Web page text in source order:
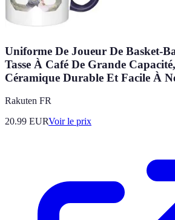
Uniforme De Joueur De Basket-
Tasse À Café De Grande
Céramique Durable Et Facile À
Rakuten FR
20.99 EURVoir le prix